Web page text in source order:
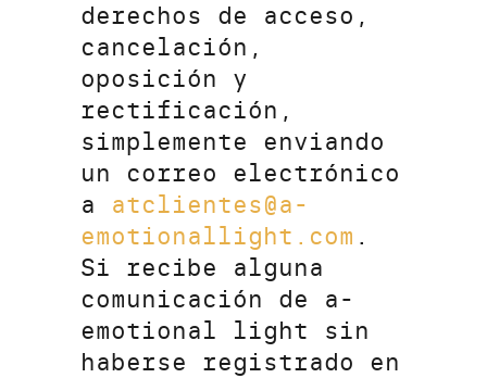
derechos de acceso,
cancelación,
oposición y
rectificación,
simplemente enviando
un correo electrónico
a atclientes@a-
emotionallight.com .
Si recibe alguna
comunicación de a-
emotional light sin
haberse registrado en